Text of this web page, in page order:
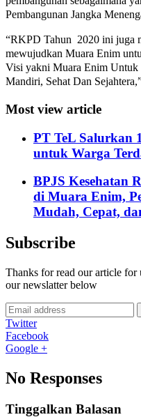
Pembangunan Jangka
“RKPD Tahun 2020 ini juga
mewujudkan Muara Enim
Visi yakni Muara Enim Untuk
Mandiri, Sehat Dan
Most view article
PT TeL Salurkan
untuk Warga
BPJS Kesehatan
di Muara Enim,
Mudah, Cepat,
Subscribe
Thanks for read our article for
our newslatter below
Twitter
Facebook
Google +
No Responses
Tinggalkan Balasan